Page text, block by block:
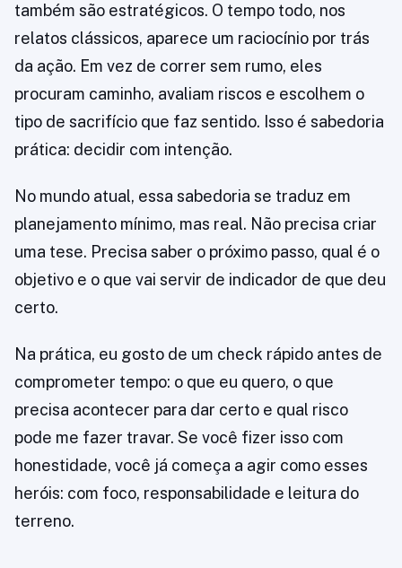
também são estratégicos. O tempo todo, nos
relatos clássicos, aparece um raciocínio por trás
da ação. Em vez de correr sem rumo, eles
procuram caminho, avaliam riscos e escolhem o
tipo de sacrifício que faz sentido. Isso é sabedoria
prática: decidir com intenção.
No mundo atual, essa sabedoria se traduz em
planejamento mínimo, mas real. Não precisa criar
uma tese. Precisa saber o próximo passo, qual é o
objetivo e o que vai servir de indicador de que deu
certo.
Na prática, eu gosto de um check rápido antes de
comprometer tempo: o que eu quero, o que
precisa acontecer para dar certo e qual risco
pode me fazer travar. Se você fizer isso com
honestidade, você já começa a agir como esses
heróis: com foco, responsabilidade e leitura do
terreno.